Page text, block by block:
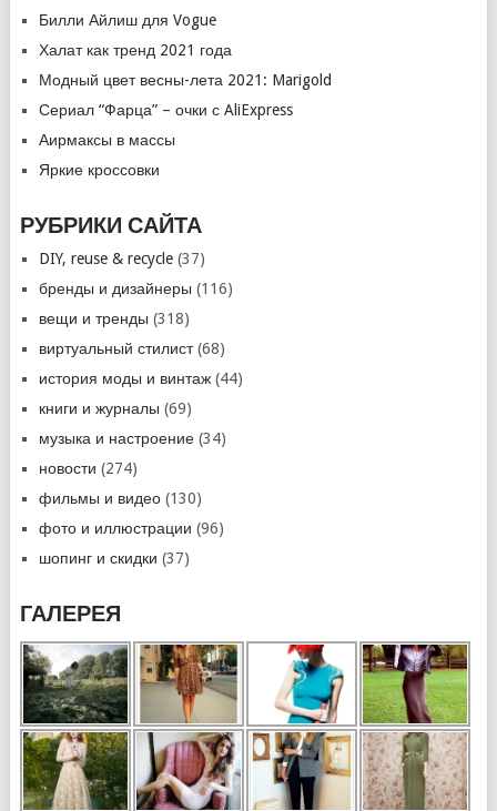
Билли Айлиш для Vogue
Халат как тренд 2021 года
Модный цвет весны-лета 2021: Marigold
Сериал “Фарца” – очки с AliExpress
Аирмаксы в массы
Яркие кроссовки
РУБРИКИ САЙТА
DIY, reuse & recycle(37)
бренды и дизайнеры (116)
вещи и тренды (318)
виртуальный стилист(68)
история моды и винтаж(44)
книги и журналы (69)
музыка и настроение(34)
новости (274)
фильмы и видео(130)
фото и иллюстрации (96)
шопинг и скидки (37)
ГАЛЕРЕЯ